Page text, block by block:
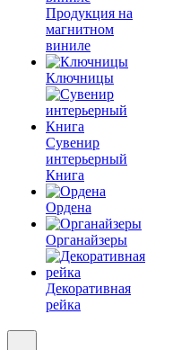
Продукция на
магнитном
виниле
Ключницы
Сувенир
интерьерный
Книга
Ордена
Органайзеры
Декоративная
рейка